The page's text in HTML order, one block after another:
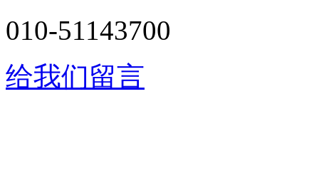
010-51143700
给我们留言